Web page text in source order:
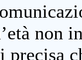
non
precisa